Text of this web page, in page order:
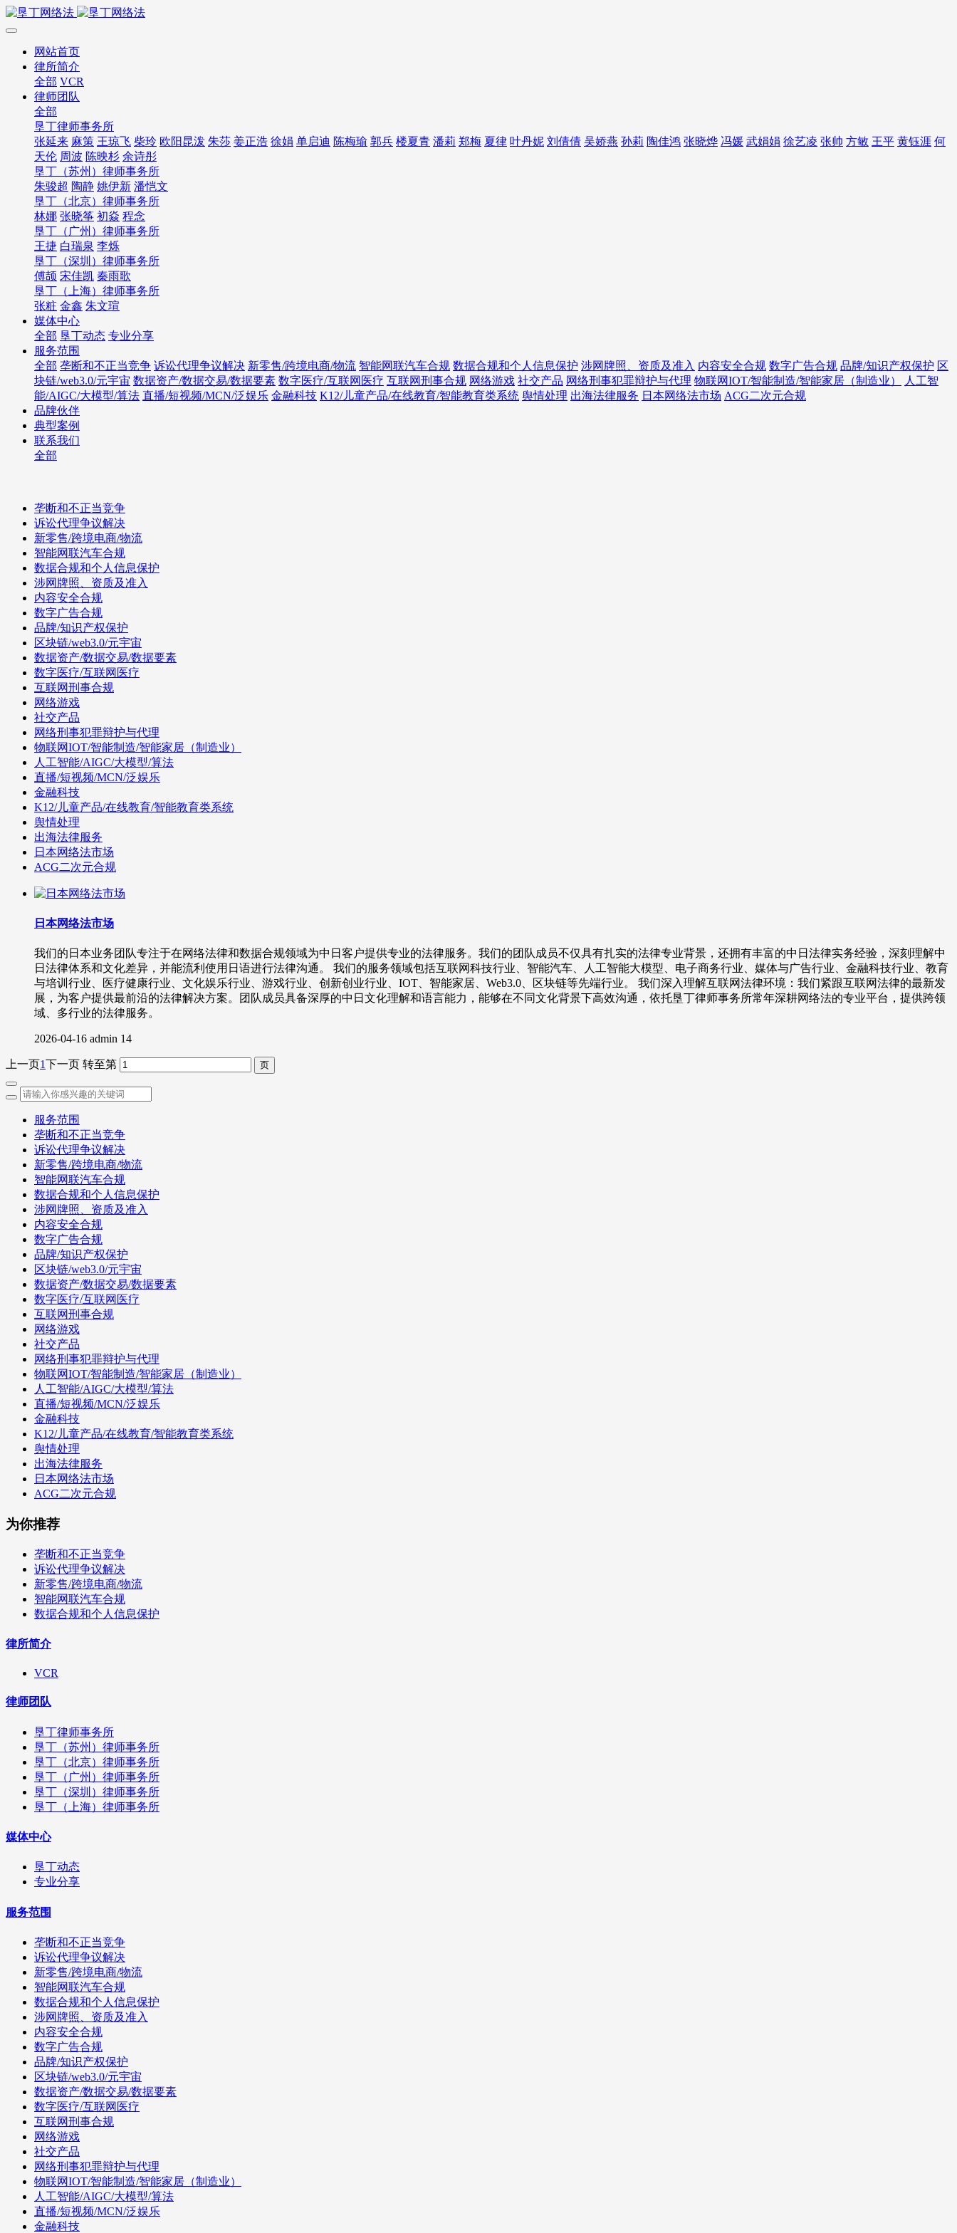
网站首页
律所简介
全部 VCR
律师团队
全部
垦丁律师事务所
张延来 麻策 王琼飞 柴玲 欧阳昆泼 朱莎 姜正浩 徐娟 单启迪 陈梅瑜 郭兵 楼夏青 潘莉 郑梅 夏律 叶丹妮 刘倩倩 吴娇燕 孙莉 陶佳鸿 张晓烨 冯媛 武娟娟 徐艺凌 张帅 方敏 王平 黄钰涯 何
天伦 周波 陈映杉 余诗彤
垦丁（苏州）律师事务所
朱骏超 陶静 姚伊新 潘恺文
垦丁（北京）律师事务所
林娜 张晓筝 初焱 程念
垦丁（广州）律师事务所
王捷 白瑞泉 李烁
垦丁（深圳）律师事务所
傅颉 宋佳凯 秦雨歌
垦丁（上海）律师事务所
张粧 金鑫 朱文瑄
媒体中心
全部 垦丁动态 专业分享
服务范围
全部 垄断和不正当竞争 诉讼代理争议解决 新零售/跨境电商/物流 智能网联汽车合规 数据合规和个人信息保护 涉网牌照、资质及准入 内容安全合规 数字广告合规 品牌/知识产权保护 区
块链/web3.0/元宇宙 数据资产/数据交易/数据要素 数字医疗/互联网医疗 互联网刑事合规 网络游戏 社交产品 网络刑事犯罪辩护与代理 物联网IOT/智能制造/智能家居（制造业）
人工智
能/AIGC/大模型/算法 直播/短视频/MCN/泛娱乐 金融科技 K12/儿童产品/在线教育/智能教育类系统 舆情处理 出海法律服务 日本网络法市场 ACG二次元合规
品牌伙伴
典型案例
联系我们
全部
垄断和不正当竞争
诉讼代理争议解决
新零售/跨境电商/物流
智能网联汽车合规
数据合规和个人信息保护
涉网牌照、资质及准入
内容安全合规
数字广告合规
品牌/知识产权保护
区块链/web3.0/元宇宙
数据资产/数据交易/数据要素
数字医疗/互联网医疗
互联网刑事合规
网络游戏
社交产品
网络刑事犯罪辩护与代理
物联网IOT/智能制造/智能家居（制造业）
人工智能/AIGC/大模型/算法
直播/短视频/MCN/泛娱乐
金融科技
K12/儿童产品/在线教育/智能教育类系统
舆情处理
出海法律服务
日本网络法市场
ACG二次元合规
日本网络法市场
我们的日本业务团队专注于在网络法律和数据合规领域为中日客户提供专业的法律服务。我们的团队成员不仅具有扎实的法律专业背景，还拥有丰富的中日法律实务经验，深刻理解中
日法律体系和文化差异，并能流利使用日语进行法律沟通。 我们的服务领域包括互联网科技行业、智能汽车、人工智能大模型、电子商务行业、媒体与广告行业、金融科技行业、教育
与培训行业、医疗健康行业、文化娱乐行业、游戏行业、创新创业行业、IOT、智能家居、Web3.0、区块链等先端行业。 我们深入理解互联网法律环境：我们紧跟互联网法律的最新发
展，为客户提供最前沿的法律解决方案。团队成员具备深厚的中日文化理解和语言能力，能够在不同文化背景下高效沟通，依托垦丁律师事务所常年深耕网络法的专业平台，提供跨领
域、多行业的法律服务。
2026-04-16 admin 14
上一页1下一页 转至第
服务范围
垄断和不正当竞争
诉讼代理争议解决
新零售/跨境电商/物流
智能网联汽车合规
数据合规和个人信息保护
涉网牌照、资质及准入
内容安全合规
数字广告合规
品牌/知识产权保护
区块链/web3.0/元宇宙
数据资产/数据交易/数据要素
数字医疗/互联网医疗
互联网刑事合规
网络游戏
社交产品
网络刑事犯罪辩护与代理
物联网IOT/智能制造/智能家居（制造业）
人工智能/AIGC/大模型/算法
直播/短视频/MCN/泛娱乐
金融科技
K12/儿童产品/在线教育/智能教育类系统
舆情处理
出海法律服务
日本网络法市场
ACG二次元合规
为你推荐
垄断和不正当竞争
诉讼代理争议解决
新零售/跨境电商/物流
智能网联汽车合规
数据合规和个人信息保护
律所简介
VCR
律师团队
垦丁律师事务所
垦丁（苏州）律师事务所
垦丁（北京）律师事务所
垦丁（广州）律师事务所
垦丁（深圳）律师事务所
垦丁（上海）律师事务所
媒体中心
垦丁动态
专业分享
服务范围
垄断和不正当竞争
诉讼代理争议解决
新零售/跨境电商/物流
智能网联汽车合规
数据合规和个人信息保护
涉网牌照、资质及准入
内容安全合规
数字广告合规
品牌/知识产权保护
区块链/web3.0/元宇宙
数据资产/数据交易/数据要素
数字医疗/互联网医疗
互联网刑事合规
网络游戏
社交产品
网络刑事犯罪辩护与代理
物联网IOT/智能制造/智能家居（制造业）
人工智能/AIGC/大模型/算法
直播/短视频/MCN/泛娱乐
金融科技